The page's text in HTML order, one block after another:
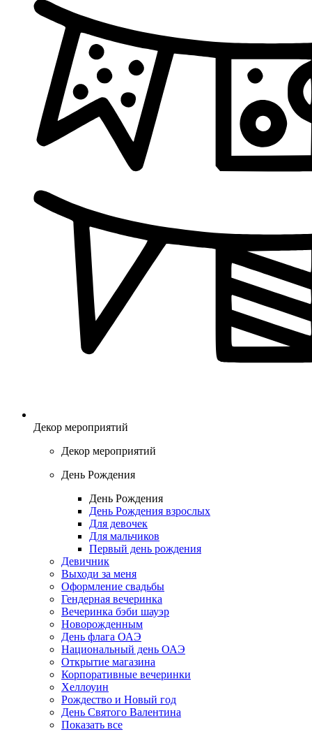
Декор мероприятий
Декор мероприятий
День Рождения
День Рождения
День Рождения взрослых
Для девочек
Для мальчиков
Первый день рождения
Девичник
Выходи за меня
Оформление свадьбы
Гендерная вечеринка
Вечеринка бэби шауэр
Новорожденным
День флага ОАЭ
Национальный день ОАЭ
Открытие магазина
Корпоративные вечеринки
Хеллоуин
Рождество и Новый год
День Святого Валентина
Показать все